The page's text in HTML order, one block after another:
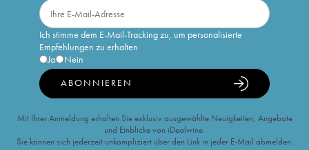
Ich stimme dem E-Mail-Tracking zu, um personalisierte
Empfehlungen zu erhalten
Ja
Nein
ABONNIEREN
Mit Ihrer Anmeldung erhalten Sie exklusiv ausgewählte Neuigkeiten, Angebote
und Einblicke von iDealwine.
Sie können sich jederzeit unkompliziert über den Link in jeder E-Mail abmelden.